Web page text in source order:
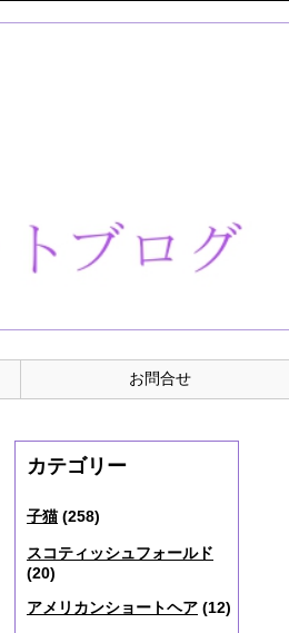
お問合せ
カテゴリー
子猫 (258)
スコティッシュフォールド
(20)
アメリカンショートヘア (12)